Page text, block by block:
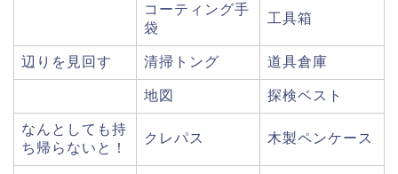
コーティング手
袋
工具箱
辺りを見回す 清掃トング 道具倉庫
地図 探検ベスト
なんとしても持
ち帰らないと！
クレパス 木製ペンケース